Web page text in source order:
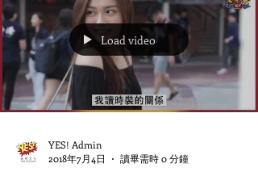
Load video
YES! Admin
2018年7月4日
讀畢需時 0 分鐘